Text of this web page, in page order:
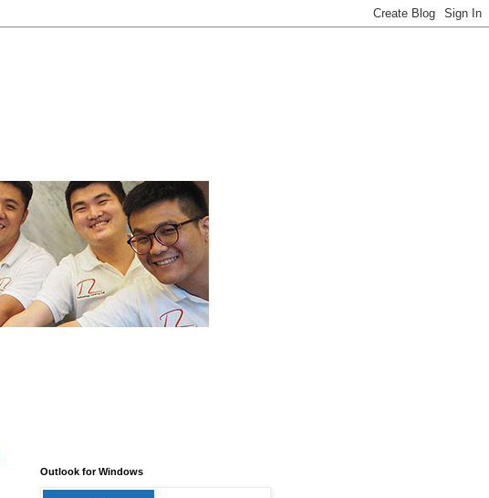
Outlook for Windows